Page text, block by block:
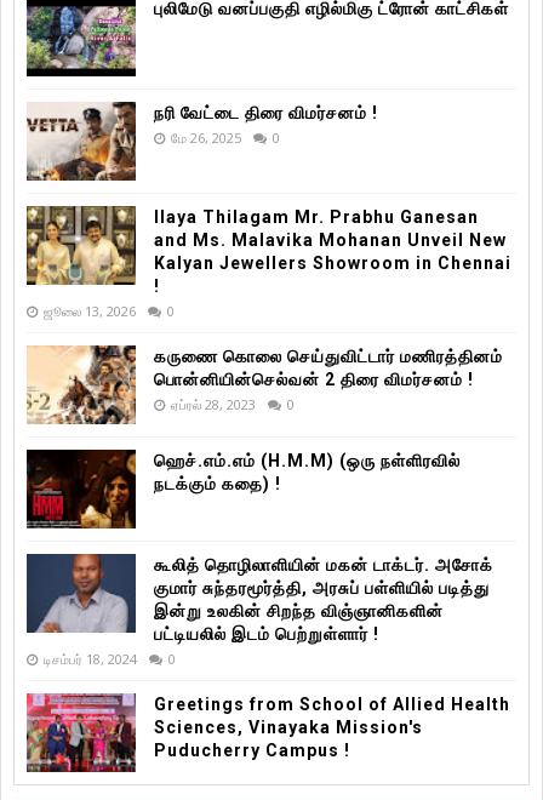
புலிமேடு வனப்பகுதி எழில்மிகு ட்ரோன் காட்சிகள்
நரி வேட்டை திரை விமர்சனம் !
மே 26, 2025 0
Ilaya Thilagam Mr. Prabhu Ganesan
and Ms. Malavika Mohanan Unveil New
Kalyan Jewellers Showroom in Chennai
!
ஜூலை 13, 2026 0
கருணை கொலை செய்துவிட்டார் மணிரத்தினம்
பொன்னியின்செல்வன் 2 திரை விமர்சனம் !
ஏப்ரல் 28, 2023 0
ஹெச்.எம்.எம் (H.M.M) (ஒரு நள்ளிரவில்
நடக்கும் கதை) !
கூலித் தொழிலாளியின் மகன் டாக்டர். அசோக்
குமார் சுந்தரமூர்த்தி, அரசுப் பள்ளியில் படித்து
இன்று உலகின் சிறந்த விஞ்ஞானிகளின்
பட்டியலில் இடம் பெற்றுள்ளார் !
டிசம்பர் 18, 2024 0
Greetings from School of Allied Health
Sciences, Vinayaka Mission's
Puducherry Campus !